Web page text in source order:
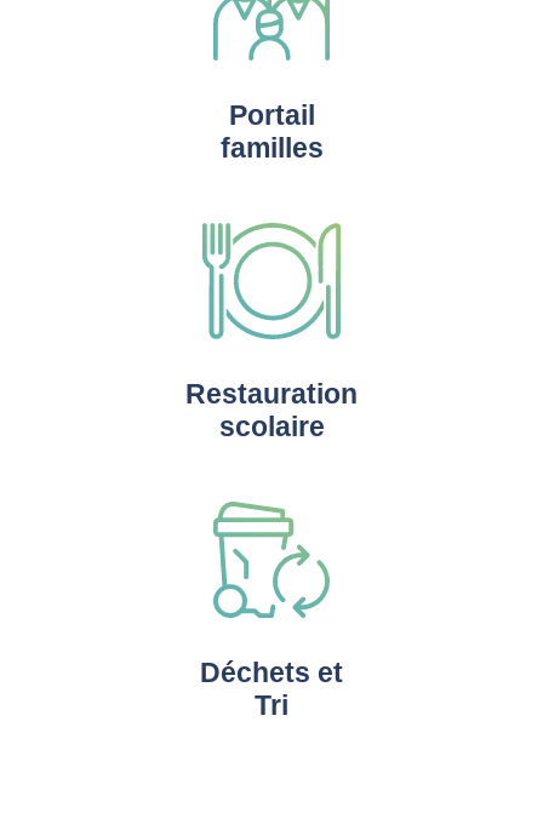
Portail
familles
Restauration
scolaire
Déchets et
Tri